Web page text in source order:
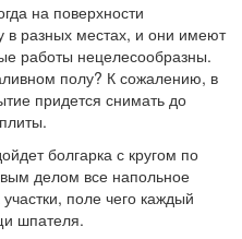
на поверхности
разных местах, и они имеют
работы нецелесообразны.
полу? К сожалению, в
придется снимать до
болгарка с кругом по
делом все напольное
поле чего каждый
шпателя.